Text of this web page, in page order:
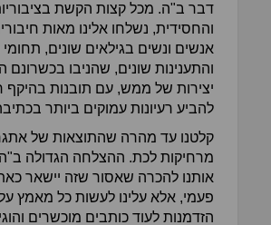
דבר ב"ה. מכל קצות הקשת
והחסידית, נשלחו אלינו מאות
אנשים ונשים בגילאים שונים,
והתענינות שונים, שהניבו בכשרונם
יצירות של ממש, עם תובנות בהיקף
להביע רעיונות עמוקים ביותר
קלטנו עד מהרה שהתוצאות של
מרחיקות לכת. ההצלחה הגדולה
אותנו להכרה שאסור שזה יישאר
פעמי, אלא עלינו לעשות כל מאמץ
הזדמנות לעוד כותבים מוכשרים